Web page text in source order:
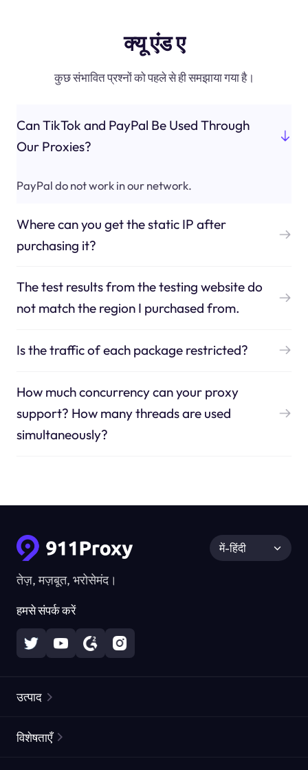
क्यू एंड ए
कुछ संभावित प्रश्नों को पहले से ही समझाया गया है।
Can TikTok and PayPal Be Used Through
Our Proxies?
PayPal do not work in our network.
Where can you get the static IP after
purchasing it?
The test results from the testing website do
not match the region I purchased from.
Is the traffic of each package restricted?
How much concurrency can your proxy
support? How many threads are used
simultaneously?
तेज़, मज़बूत, भरोसेमंद।
हमसे संपर्क करें
में-हिंदी
उत्पाद
विशेषताएँ